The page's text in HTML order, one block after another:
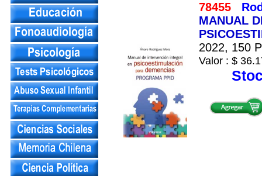
78455
MANUAL
2022, 150
Valor : $